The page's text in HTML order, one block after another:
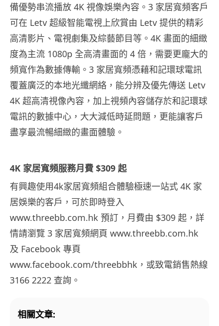
備優勢串流播放 4K 視像娛樂內容。3 家居寬頻客戶
可在 Letv 超級智能電視上欣賞由 Letv 提供的精彩
高清影片、電視劇集及綜藝節目等。4K 畫面的細緻
度為主流 1080p 全高清畫面的 4 倍，需要更龐大的
頻寬作為數據傳輸。3 家居寬頻憑藉和記環球電訊
覆蓋廣泛的本地光纖網絡，能分辨及優先傳送 Letv
4K 超高清視像內容，加上視頻內容儲存於和記環球
電訊的數據中心，大大減低時延問題，更能讓客戶
盡享最流暢細緻的畫面體驗。
4K 家居寬頻服務月費 $309 起
有興趣使用4k家居寬頻組合體驗極速一站式 4K 家
居娛樂的客戶，可於即時登入
www.threebb.com.hk 預訂，月費由 $309 起，詳
情請瀏覽 3 家居寬頻網頁 www.threebb.com.hk
及 Facebook 專頁
www.facebook.com/threebbhk，或致電銷售熱線
3166 2222 查詢。
相關文章: